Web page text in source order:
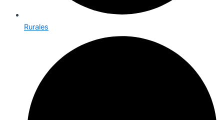
Rurales